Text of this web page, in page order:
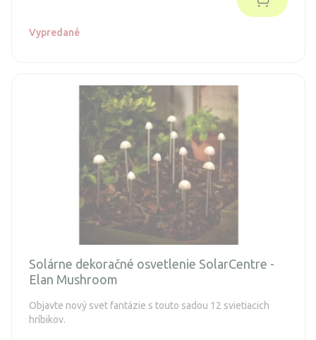
Vypredané
Solárne dekoračné osvetlenie SolarCentre -
Elan Mushroom
Objavte nový svet fantázie s touto sadou 12 svietiacich
hríbikov.